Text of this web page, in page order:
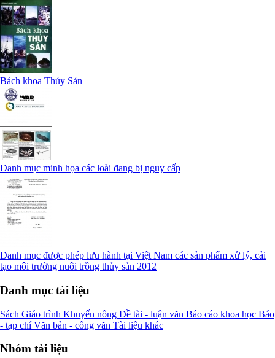
Bách khoa Thủy Sản
Danh mục minh họa các loài đang bị nguy cấp
Danh mục được phép lưu hành tại Việt Nam các sản phẩm xử lý, cải
tạo môi trường nuôi trồng thủy sản 2012
Danh mục tài liệu
Sách Giáo trình Khuyến nông Đề tài - luận văn Báo cáo khoa học Báo
- tạp chíVăn bản - công văn Tài liệu khác
Nhóm tài liệu